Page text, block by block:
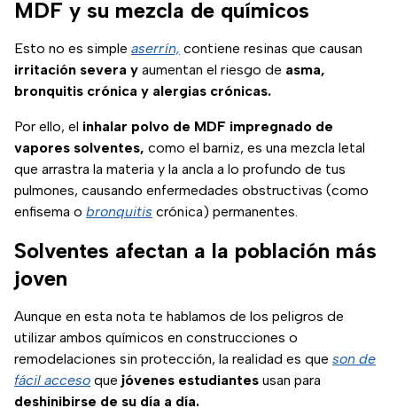
MDF y su mezcla de químicos
Esto no es simple aserrín, contiene resinas que causan
irritación severa y aumentan el riesgo de asma,
bronquitis crónica y alergias crónicas.
Por ello, el inhalar polvo de MDF impregnado de
vapores solventes, como el barniz, es una mezcla letal
que arrastra la materia y la ancla a lo profundo de tus
pulmones, causando enfermedades obstructivas (como
enfisema o bronquitis crónica) permanentes.
Solventes afectan a la población más
joven
Aunque en esta nota te hablamos de los peligros de
utilizar ambos químicos en construcciones o
remodelaciones sin protección, la realidad es que son de
fácil acceso que jóvenes estudiantes usan para
deshinibirse de su día a día.